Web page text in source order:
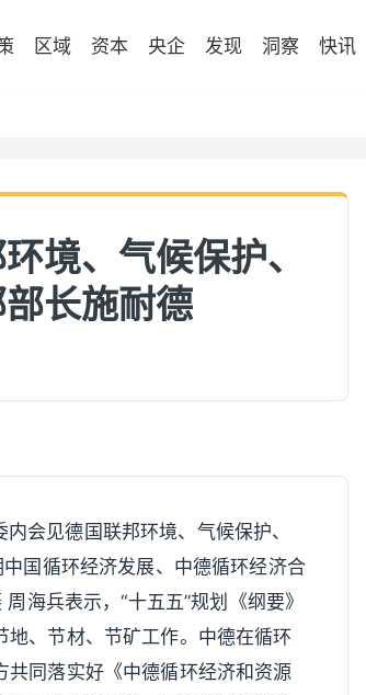
区域 资本 央企 发现 洞察 快讯
境、气候保护、
长施耐德
会见德国联邦环境、气候保护、
国循环经济发展、中德循环经济合
海兵表示，“十五五”规划《纲要》
、节材、节矿工作。中德在循环
同落实好《中德循环经济和资源